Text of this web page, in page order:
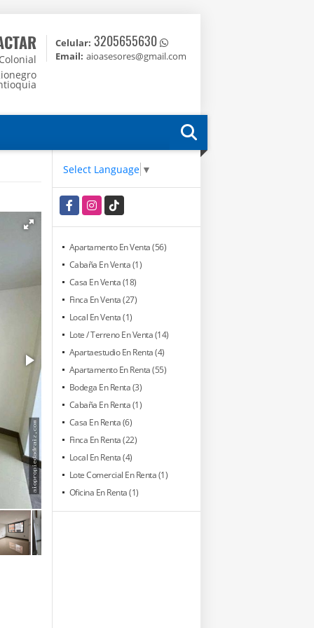
Celular: 3205655630
Email: aioasesores@gmail.com
Select Language ▼
FacebookInstagram
TikTok
Apartamento En Venta (56)
Cabaña En Venta (1)
Casa En Venta (18)
Finca En Venta (27)
Local En Venta (1)
Lote / Terreno En Venta (14)
Apartaestudio En Renta (4)
Apartamento En Renta (55)
Bodega En Renta (3)
Cabaña En Renta (1)
Casa En Renta (6)
Finca En Renta (22)
Local En Renta (4)
Lote Comercial En Renta (1)
Oficina En Renta (1)